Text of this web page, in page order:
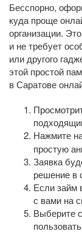
Бесспорно,
куда проще
организации.
и не требует
или другого
этой простой
в Саратове
Нажмите
простую
Заявка
решение в
Если
с вами на
Выберите